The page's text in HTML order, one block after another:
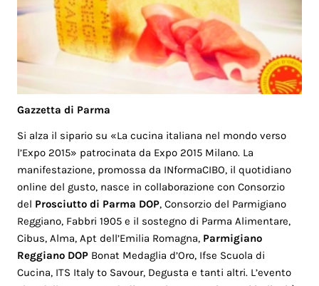
Gazzetta di Parma
Si alza il sipario su «La cucina italiana nel mondo verso
l’Expo 2015» patrocinata da Expo 2015 Milano. La
manifestazione, promossa da INformaCIBO, il quotidiano
online del gusto, nasce in collaborazione con Consorzio
del Prosciutto di Parma DOP, Consorzio del Parmigiano
Reggiano, Fabbri 1905 e il sostegno di Parma Alimentare,
Cibus, Alma, Apt dell’Emilia Romagna, Parmigiano
Reggiano DOP Bonat Medaglia d’Oro, Ifse Scuola di
Cucina, ITS Italy to Savour, Degusta e tanti altri. L’evento